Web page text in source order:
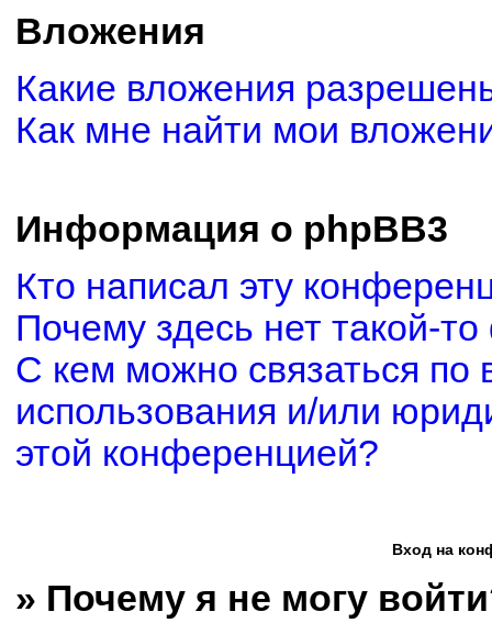
Вложения
Какие вложения
Как мне найти мои
Информация о phpBB3
Кто написал эту
Почему здесь нет такой-
С кем можно связаться по
использования и/или
этой конференцией?
Вход на
» Почему я не могу